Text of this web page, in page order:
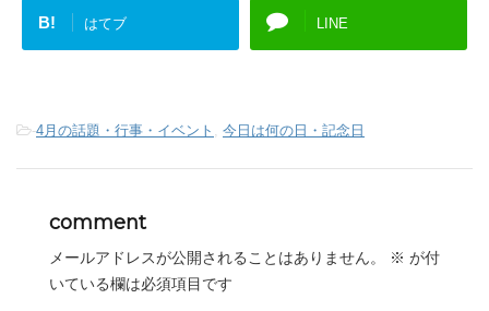
B! はてブ LINE
-4月の話題・行事・イベント 今日は何の日・記念日
comment
メールアドレスが公開されることはありません。 ※ が付
いている欄は必須項目です